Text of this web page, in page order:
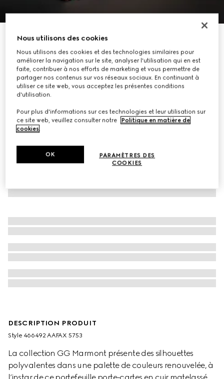
Portefeuille porte-cartes GG Marmont
CHF 490
Déclinaisonscuir beige rosé
DESCRIPTION PRODUIT
Style ‎466492 AAFAX 5753
La collection GG Marmont présente des silhouettes
polyvalentes dans une palette de couleurs renouvelée, à
Nous utilisons des cookies
Nous utilisons des cookies et des technologies similaires pour
améliorer la navigation sur le site, analyser l'utilisation qui en est
faite, contribuer à nos efforts de marketing et vous permettre de
partager nos contenus sur vos réseaux sociaux. En continuant à
utiliser ce site web, vous acceptez les présentes conditions
d'utilisation.
Pour plus d'informations sur ces technologies et leur utilisation sur
ce site web, veuillez consulter notre
Politique en matière de
cookies.
PARAMÈTRES DES
COOKIES
OK